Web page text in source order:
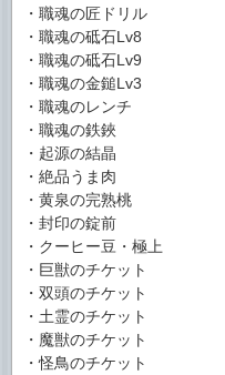
・職魂の匠ドリル
・職魂の砥石Lv8
・職魂の砥石Lv9
・職魂の金鎚Lv3
・職魂のレンチ
・職魂の鉄鋏
・起源の結晶
・絶品うま肉
・黄泉の完熟桃
・封印の錠前
・クーヒー豆・極上
・巨獣のチケット
・双頭のチケット
・土霊のチケット
・魔獣のチケット
・怪鳥のチケット